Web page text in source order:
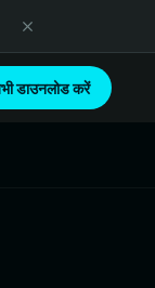
डाउनलोड करें